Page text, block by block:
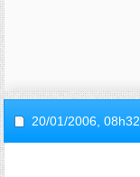
20/01/2006, 08h32